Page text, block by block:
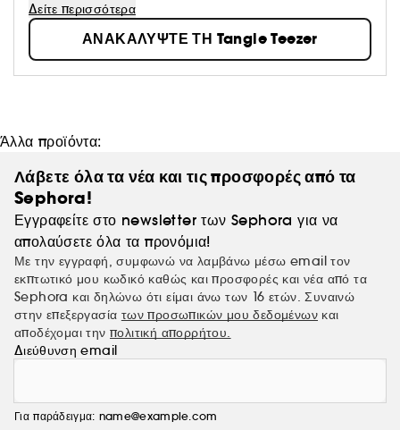
αυτοπεποίθηση.
Δείτε περισσότερα
ΑΝΑΚΑΛΥΨΤΕ ΤΗ Tangle Teezer
Άλλα προϊόντα:
Λάβετε όλα τα νέα και τις προσφορές από τα
Sephora!
Εγγραφείτε στο newsletter των Sephora για να
απολαύσετε όλα τα προνόμια!
Με την εγγραφή, συμφωνώ να λαμβάνω μέσω email τον
εκπτωτικό μου κωδικό καθώς και προσφορές και νέα από τα
Sephora και δηλώνω ότι είμαι άνω των 16 ετών. Συναινώ
στην επεξεργασία των προσωπικών μου δεδομένων και
αποδέχομαι την πολιτική απορρήτου.
Διεύθυνση email
Για παράδειγμα: name@example.com